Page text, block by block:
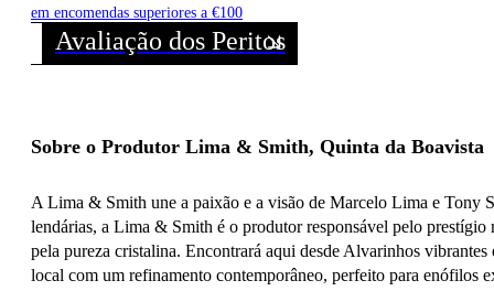
em encomendas superiores a €100
Avaliação dos Peritos
Sobre o Produtor Lima & Smith, Quinta da Boavista
A Lima & Smith une a paixão e a visão de Marcelo Lima e Tony
lendárias, a Lima & Smith é o produtor responsável pelo
pela pureza cristalina. Encontrará aqui desde Alvarinhos
local com um refinamento contemporâneo, perfeito para enófilos